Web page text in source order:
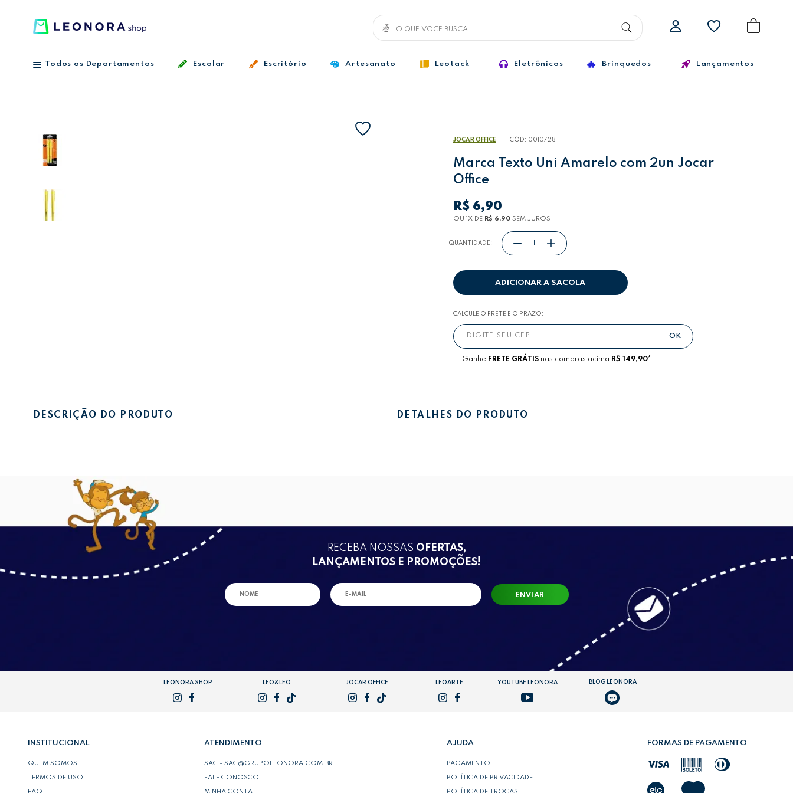
Todos os Departamentos Escolar Escritório Artesanato Leotack Eletrônicos Brinquedos Lançamentos
JOCAR OFFICE CÓD: 10010728
Marca Texto Uni Amarelo com 2un Jocar
Office
R$ 6,90
OU 1XDE R$ 6,90SEM JUROS
QUANTIDADE:
ADICIONAR A SACOLA
CALCULE O FRETE E O PRAZO:
Ganhe FRETE GRÁTISnas compras acima R$ 149,90*
DESCRIÇÃO DO PRODUTO DETALHES DO PRODUTO
RECEBA NOSSAS OFERTAS,
LANÇAMENTOS E PROMOÇÕES!
ENVIAR
LEONORA SHOP LEO&LEO JOCAR OFFICE LEOARTE YOUTUBE LEONORA BLOG LEONORA
INSTITUCIONAL
QUEM SOMOS
TERMOS DE USO
ATENDIMENTO
SAC - SAC@GRUPOLEONORA.COM.BR
FALE CONOSCO
AJUDA
PAGAMENTO
POLÍTICA DE PRIVACIDADE
FORMAS DE PAGAMENTO